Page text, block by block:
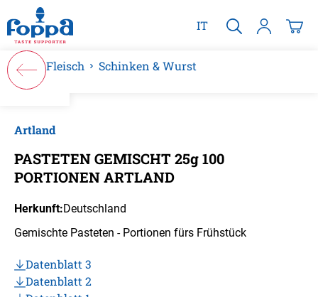
springen
IT
Fleisch Schinken & Wurst
Artland
PASTETEN GEMISCHT 25g 100
PORTIONEN ARTLAND
Herkunft:Deutschland
Gemischte Pasteten - Portionen fürs Frühstück
Datenblatt 3
Datenblatt 2